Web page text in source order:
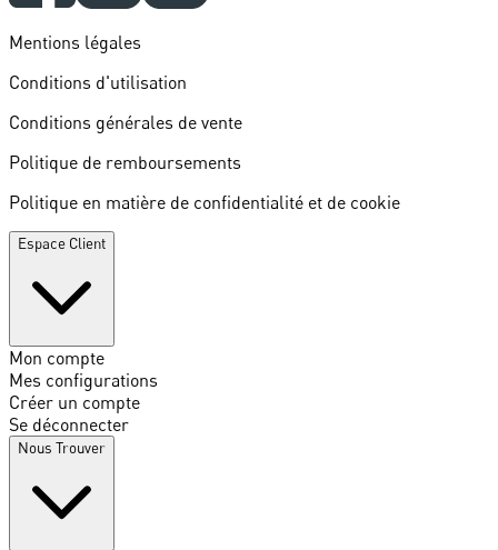
Mentions légales
Conditions d'utilisation
Conditions générales de vente
Politique de remboursements
Politique en matière de confidentialité et de cookie
Espace Client
Mon compte
Mes configurations
Créer un compte
Se déconnecter
Nous Trouver